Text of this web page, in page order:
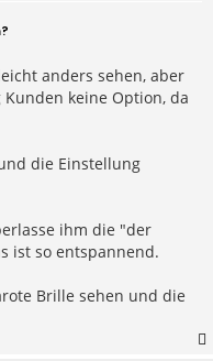
anders sehen, aber
keine Option, da
die Einstellung
ihm die "der
ist so entspannend.
Brille sehen und die